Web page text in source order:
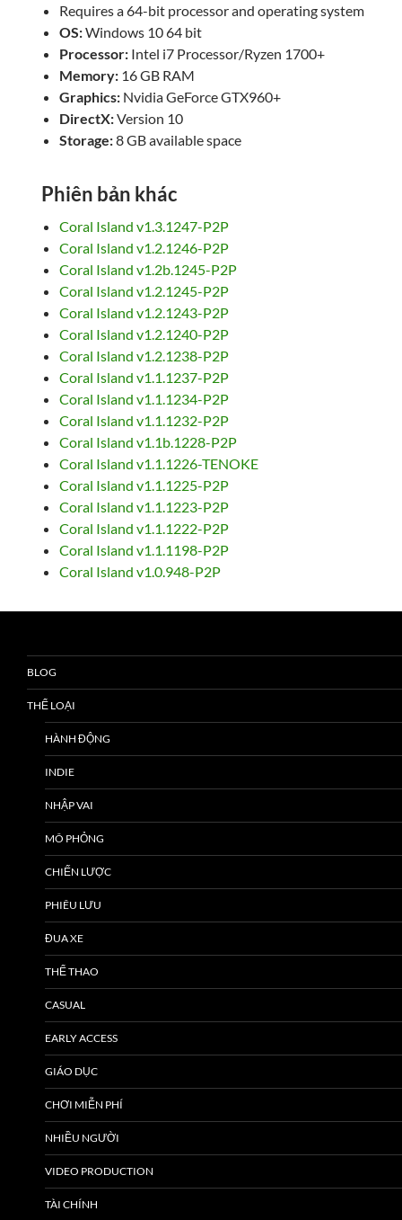
Requires a 64-bit processor and operating system
OS:Windows 10 64 bit
Processor: Intel i7 Processor/Ryzen 1700+
Memory: 16 GB RAM
Graphics: Nvidia GeForce GTX960+
DirectX:Version 10
Storage:8 GB available space
Phiên bản khác
Coral Island v1.3.1247-P2P
Coral Island v1.2.1246-P2P
Coral Island v1.2b.1245-P2P
Coral Island v1.2.1245-P2P
Coral Island v1.2.1243-P2P
Coral Island v1.2.1240-P2P
Coral Island v1.2.1238-P2P
Coral Island v1.1.1237-P2P
Coral Island v1.1.1234-P2P
Coral Island v1.1.1232-P2P
Coral Island v1.1b.1228-P2P
Coral Island v1.1.1226-TENOKE
Coral Island v1.1.1225-P2P
Coral Island v1.1.1223-P2P
Coral Island v1.1.1222-P2P
Coral Island v1.1.1198-P2P
Coral Island v1.0.948-P2P
BLOG
THỂ LOẠI
HÀNH ĐỘNG
INDIE
NHẬP VAI
MÔ PHỎNG
CHIẾN LƯỢC
PHIÊU LƯU
ĐUA XE
THỂ THAO
CASUAL
EARLY ACCESS
GIÁO DỤC
CHƠI MIỄN PHÍ
NHIỀU NGƯỜI
VIDEO PRODUCTION
TÀI CHÍNH